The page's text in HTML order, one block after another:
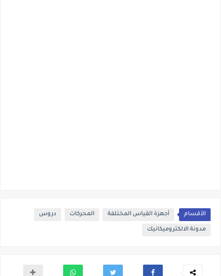
الأقسام أجهزة القياس المختلفة المحركات دروس
مدونة الالكتروميكانيك